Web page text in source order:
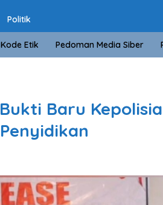
Politik
Kode Etik Pedoman Media Siber
Baru